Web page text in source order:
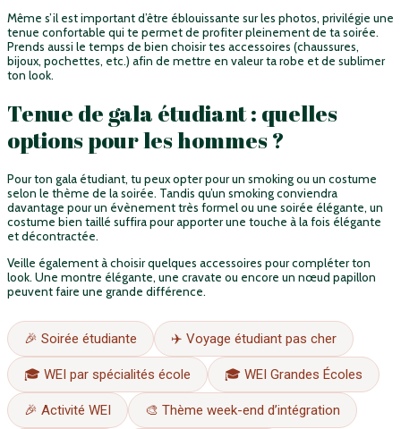
Même s’il est important d’être éblouissante sur les photos, privilégie une
tenue confortable qui te permet de profiter pleinement de ta soirée.
Prends aussi le temps de bien choisir tes accessoires (chaussures,
bijoux, pochettes, etc.) afin de mettre en valeur ta robe et de sublimer
ton look.
Tenue de gala étudiant : quelles
options pour les hommes ?
Pour ton gala étudiant, tu peux opter pour un smoking ou un costume
selon le thème de la soirée. Tandis qu’un smoking conviendra
davantage pour un évènement très formel ou une soirée élégante, un
costume bien taillé suffira pour apporter une touche à la fois élégante
et décontractée.
Veille également à choisir quelques accessoires pour compléter ton
look. Une montre élégante, une cravate ou encore un nœud papillon
peuvent faire une grande différence.
🎉 Soirée étudiante ✈️ Voyage étudiant pas cher
🎓 WEI par spécialités école 🎓 WEI Grandes Écoles
🎉 Activité WEI 🎨 Thème week-end d’intégration